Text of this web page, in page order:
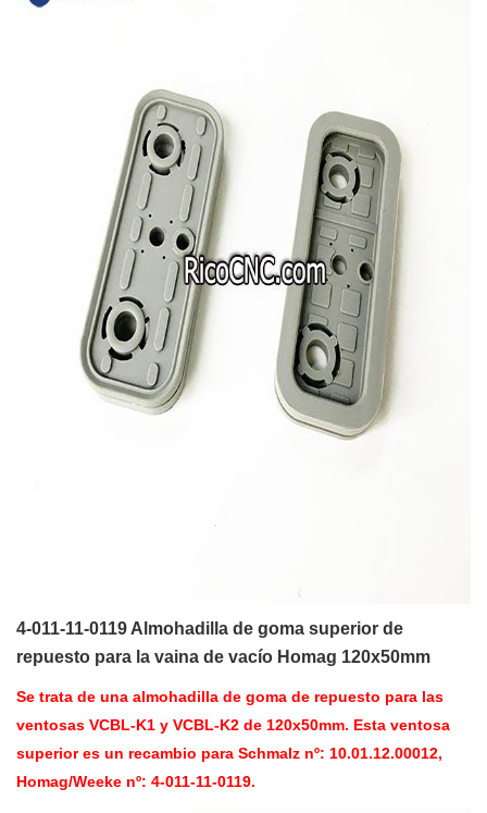
4-011-11-0119 Almohadilla de goma superior de
repuesto para la vaina de vacío Homag 120x50mm
Se trata de una almohadilla de goma de repuesto para las
ventosas VCBL-K1 y VCBL-K2 de 120x50mm. Esta ventosa
superior es un recambio para Schmalz nº: 10.01.12.00012,
Homag/Weeke nº: 4-011-11-0119.